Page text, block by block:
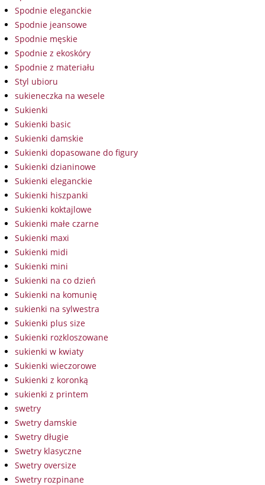
Spodnie eleganckie
Spodnie jeansowe
Spodnie męskie
Spodnie z ekoskóry
Spodnie z materiału
Styl ubioru
sukieneczka na wesele
Sukienki
Sukienki basic
Sukienki damskie
Sukienki dopasowane do figury
Sukienki dzianinowe
Sukienki eleganckie
Sukienki hiszpanki
Sukienki koktajlowe
Sukienki małe czarne
Sukienki maxi
Sukienki midi
Sukienki mini
Sukienki na co dzień
Sukienki na komunię
sukienki na sylwestra
Sukienki plus size
Sukienki rozkloszowane
sukienki w kwiaty
Sukienki wieczorowe
Sukienki z koronką
sukienki z printem
swetry
Swetry damskie
Swetry długie
Swetry klasyczne
Swetry oversize
Swetry rozpinane